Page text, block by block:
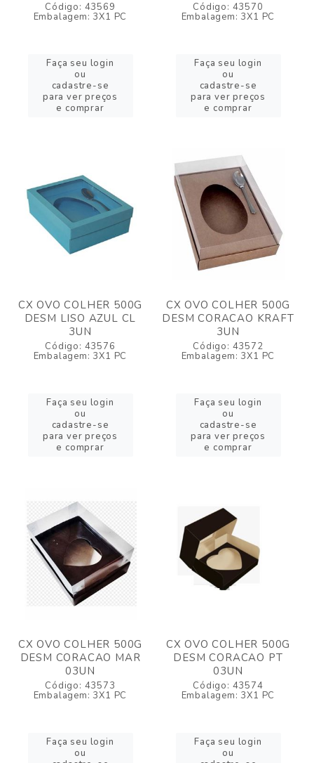
Código: 43569
Embalagem: 3X1 PC
Faça seu login
ou
cadastre-se
para ver preços
e comprar
Código: 43570
Embalagem: 3X1 PC
Faça seu login
ou
cadastre-se
para ver preços
e comprar
CX OVO COLHER 500G
DESM LISO AZUL CL
3UN
Código: 43576
Embalagem: 3X1 PC
Faça seu login
ou
cadastre-se
para ver preços
e comprar
CX OVO COLHER 500G
DESM CORACAO KRAFT
3UN
Código: 43572
Embalagem: 3X1 PC
Faça seu login
ou
cadastre-se
para ver preços
e comprar
CX OVO COLHER 500G
DESM CORACAO MAR
03UN
Código: 43573
Embalagem: 3X1 PC
Faça seu login
ou
CX OVO COLHER 500G
DESM CORACAO PT
03UN
Código: 43574
Embalagem: 3X1 PC
Faça seu login
ou